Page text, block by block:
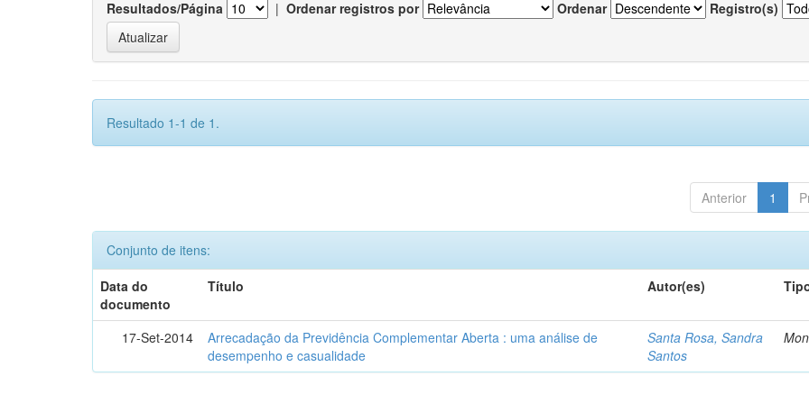
Resultados/Página | Ordenar registros por Ordenar Registro(s)
Resultado 1-1 de 1.
Anterior 1
Conjunto de itens:
Data do
documento
Título Autor(es)
17-Set-2014
Arrecadação da Previdência Complementar Aberta : uma análise de
desempenho e casualidade
Santa Rosa, Sandra
Santos